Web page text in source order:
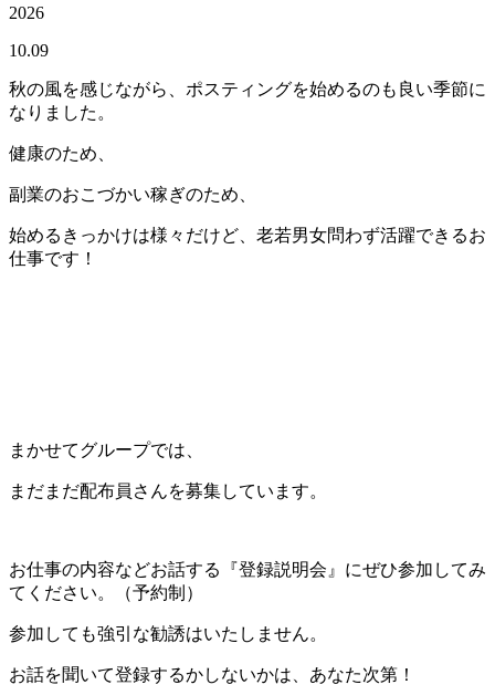
2026
10.09
秋の風を感じながら、ポスティングを始めるのも良い季節に
なりました。
健康のため、
副業のおこづかい稼ぎのため、
始めるきっかけは様々だけど、老若男女問わず活躍できるお
仕事です！
まかせてグループでは、
まだまだ配布員さんを募集しています。
お仕事の内容などお話する『登録説明会』にぜひ参加してみ
てください。（予約制）
参加しても強引な勧誘はいたしません。
お話を聞いて登録するかしないかは、あなた次第！